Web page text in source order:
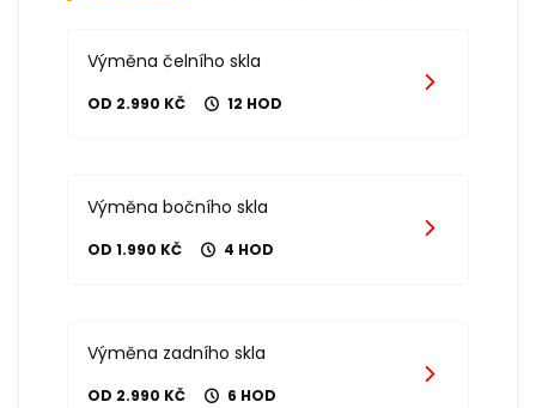
Výměna čelního skla
OD 2.990 KČ 12 HOD
Výměna bočního skla
OD 1.990 KČ 4 HOD
Výměna zadního skla
OD 2.990 KČ 6 HOD